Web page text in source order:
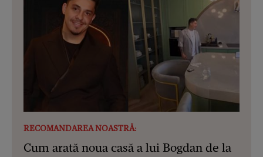
RECOMANDAREA NOASTRĂ:
Cum arată noua casă a lui Bogdan de la